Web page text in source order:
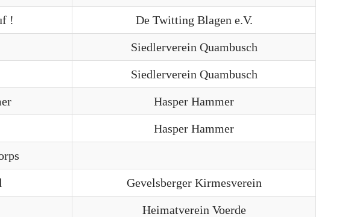
! De Twitting Blagen e.V.
Siedlerverein Quambusch
Siedlerverein Quambusch
Hasper Hammer
Hasper Hammer
Gevelsberger Kirmesverein
Heimatverein Voerde